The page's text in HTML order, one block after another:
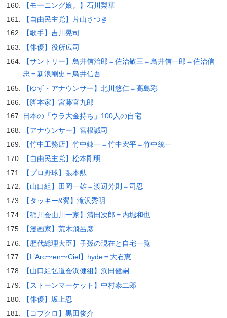
【モーニング娘。】石川梨華
【自由民主党】片山さつき
【歌手】吉川晃司
【俳優】役所広司
【サントリー】鳥井信治郎＝佐治敬三＝鳥井信一郎＝佐治信
忠＝新浪剛史＝鳥井信吾
【ゆず・アナウンサー】北川悠仁＝高島彩
【脚本家】宮藤官九郎
日本の「ウラ大金持ち」100人の自宅
【アナウンサー】宮根誠司
【竹中工務店】竹中錬一＝竹中宏平＝竹中統一
【自由民主党】松本剛明
【プロ野球】張本勲
【山口組】田岡一雄＝渡辺芳則＝司忍
【タッキー&翼】滝沢秀明
【稲川会山川一家】清田次郎＝内堀和也
【漫画家】荒木飛呂彦
【歴代総理大臣】子孫の現在と自宅一覧
【L’Arc〜en〜Ciel】hyde＝大石恵
【山口組弘道会浜健組】浜田健嗣
【ストーンマーケット】中村泰二郎
【俳優】坂上忍
【コブクロ】黒田俊介